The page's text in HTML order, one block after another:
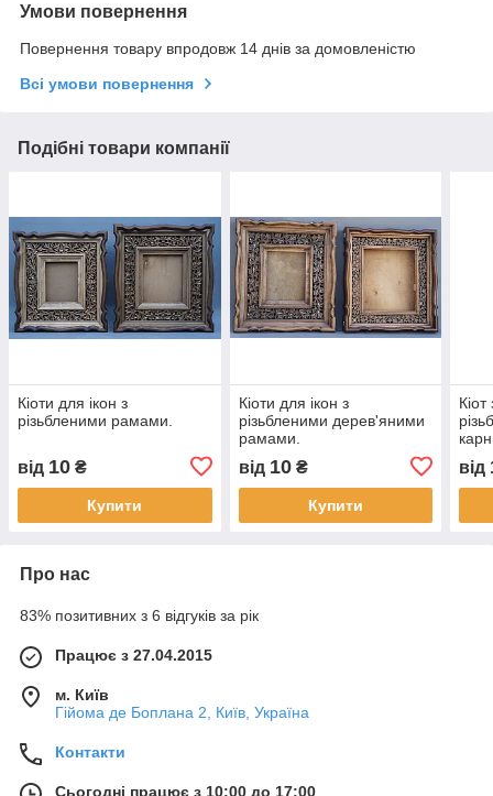
Умови повернення
Повернення товару впродовж 14 днів за домовленістю
Всі умови повернення
Подібні товари компанії
Кіоти для ікон з
різьбленими рамами.
від 10 ₴
Купити
Кіоти для ікон з
різьбленими дерев'яними
рамами.
від 10₴
Купити
Кіот
від
Про нас
83% позитивних з 6 відгуків за рік
Працює з 27.04.2015
м. Київ
Гійома де Боплана 2, Київ, Україна
Контакти
Сьогодні працює з 10:00 до 17:00